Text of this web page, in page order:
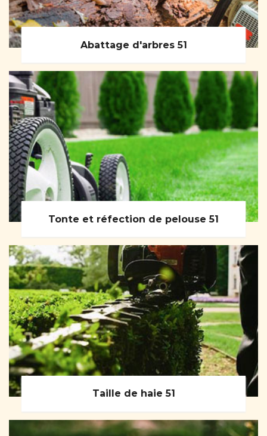
Abattage d'arbres 51
Tonte et réfection de pelouse 51
Taille de haie 51